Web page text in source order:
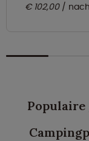
€ 102,00
Populaire